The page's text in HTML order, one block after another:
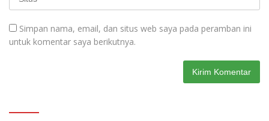
Simpan nama, email, dan situs web saya pada peramban ini
untuk komentar saya berikutnya.